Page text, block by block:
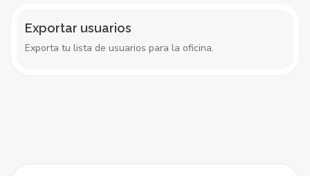
Exportar usuarios
Exporta tu lista de usuarios para la oficina.